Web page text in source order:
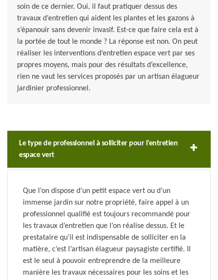
soin de ce dernier. Oui, il faut pratiquer dessus des
travaux d’entretien qui aident les plantes et les gazons à
s’épanouir sans devenir invasif. Est-ce que faire cela est à
la portée de tout le monde ? La réponse est non. On peut
réaliser les interventions d’entretien espace vert par ses
propres moyens, mais pour des résultats d’excellence,
rien ne vaut les services proposés par un artisan élagueur
jardinier professionnel.
Le type de professionnel à solliciter pour l’entretien
espace vert
Que l’on dispose d’un petit espace vert ou d’un
immense jardin sur notre propriété, faire appel à un
professionnel qualifié est toujours recommandé pour
les travaux d’entretien que l’on réalise dessus. Et le
prestataire qu’il est indispensable de solliciter en la
matière, c’est l’artisan élagueur paysagiste certifié. Il
est le seul à pouvoir entreprendre de la meilleure
manière les travaux nécessaires pour les soins et les